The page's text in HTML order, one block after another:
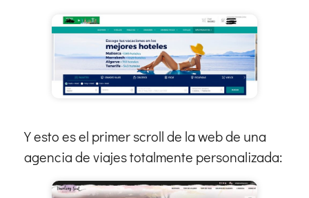
Y esto es el primer scroll de la web de una
agencia de viajes totalmente personalizada: